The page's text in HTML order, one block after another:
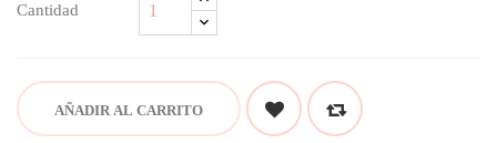
Cantidad
AÑADIR AL CARRITO